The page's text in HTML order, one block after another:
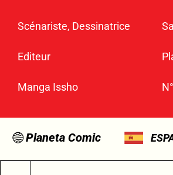
Scénariste, Dessinatrice
Editeur
Manga Issho
Planeta Comic